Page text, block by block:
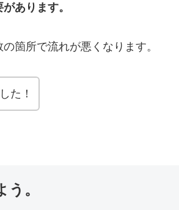
あります。
箇所で流れが悪くなります。
た！
。